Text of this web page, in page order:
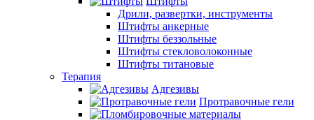
Дрили, развертки, инструменты
Штифты анкерные
Штифты беззольные
Штифты стекловолоконные
Штифты титановые
Терапия
Адгезивы
Протравочные гели